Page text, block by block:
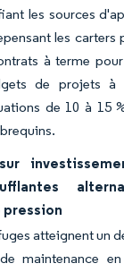
les sources
les carters
à terme
de projets à
de 10 à 15
atteignent un
maintenance